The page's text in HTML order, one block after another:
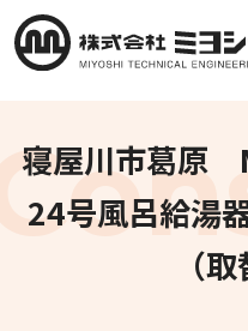
寝屋川市葛原
24号風呂給湯
（